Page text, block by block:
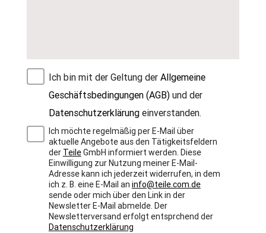
Ich bin mit der Geltung der Allgemeine
Geschäftsbedingungen (AGB)und der
Datenschutzerklärungeinverstanden.
Ich möchte regelmäßig per E-Mail über
aktuelle Angebote aus den Tätigkeitsfeldern
der TeileGmbH informiert werden. Diese
Einwilligung zur Nutzung meiner E-Mail-
Adresse kann ich jederzeit widerrufen, in dem
ich z. B. eine E-Mail an info@teile.com.de
sende oder mich über den Link in der
Newsletter E-Mail abmelde. Der
Newsletterversand erfolgt entsprchend der
Datenschutzerklärung